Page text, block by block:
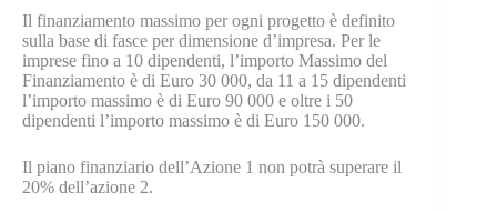
Il finanziamento massimo per ogni progetto è definito
sulla base di fasce per dimensione d’impresa. Per le
imprese fino a 10 dipendenti, l’importo Massimo del
Finanziamento è di Euro 30 000, da 11 a 15 dipendenti
l’importo massimo è di Euro 90 000 e oltre i 50
dipendenti l’importo massimo è di Euro 150 000.
Il piano finanziario dell’Azione 1 non potrà superare il
20% dell’azione 2.